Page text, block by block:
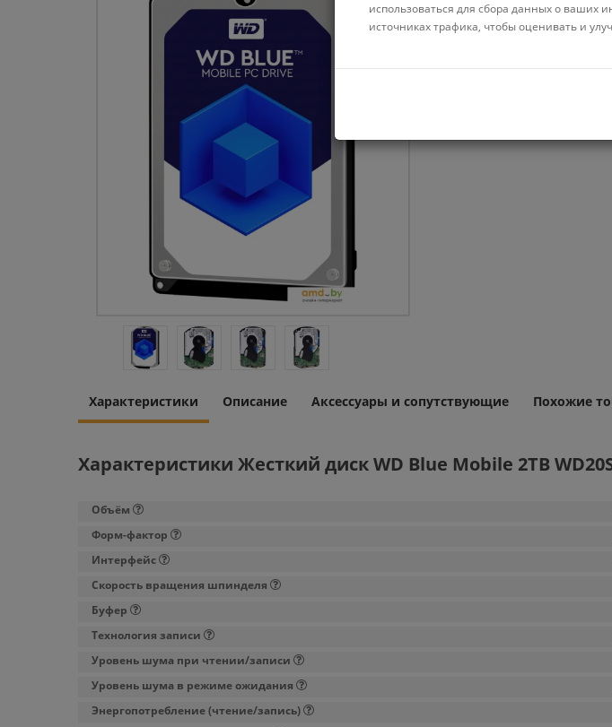
Характеристики Описание Аксессуары и сопутствующие Похожие
Характеристики Жесткий диск WD Blue Mobile 2TB
Объём
Форм-фактор
Интерфейс
Скорость вращения шпинделя
Буфер
Технология записи
Уровень шума при чтении/записи
Уровень шума в режиме ожидания
Энергопотребление (чтение/запись)
использоваться для сбора данных о ваших
источниках трафика, чтобы оценивать и